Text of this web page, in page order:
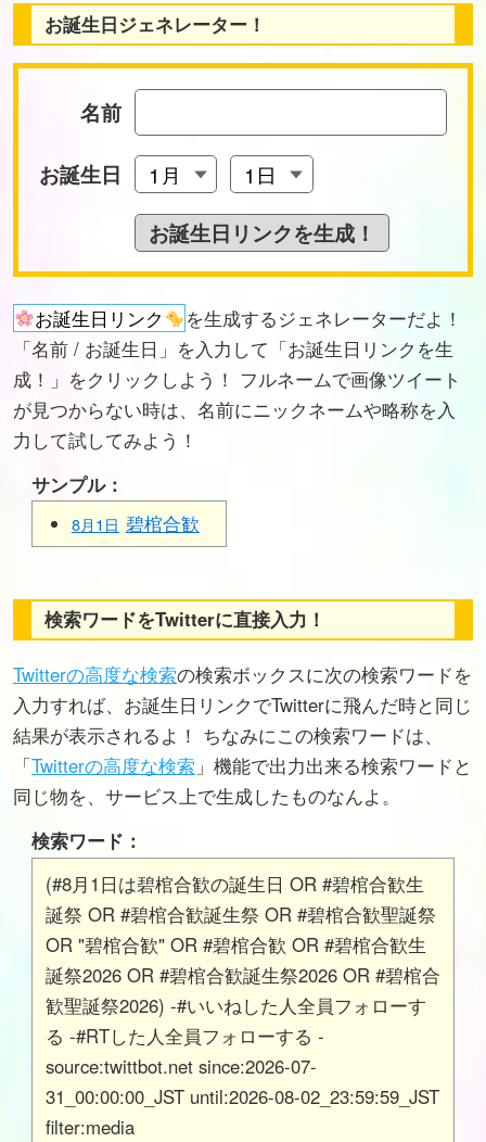
お誕生日ジェネレーター！
名前
お誕生日
お誕生日リンク
を生成するジェネレーターだよ！
「名前 / お誕生日」を入力して「お誕生日リンクを生
成！」をクリックしよう！ フルネームで画像ツイート
が見つからない時は、名前にニックネームや略称を入
力して試してみよう！
サンプル：
8月1日 碧棺合歓
検索ワードをTwitterに直接入力！
Twitterの高度な検索の検索ボックスに次の検索ワードを
入力すれば、お誕生日リンクでTwitterに飛んだ時と同じ
結果が表示されるよ！ ちなみにこの検索ワードは、
「Twitterの高度な検索 」機能で出力出来る検索ワードと
同じ物を、サービス上で生成したものなんよ。
検索ワード：
(#8月1日は碧棺合歓の誕生日 OR #碧棺合歓生
誕祭 OR #碧棺合歓誕生祭 OR #碧棺合歓聖誕祭
OR "碧棺合歓" OR #碧棺合歓 OR #碧棺合歓生
誕祭2026 OR #碧棺合歓誕生祭2026 OR #碧棺合
歓聖誕祭2026) -#いいねした人全員フォローす
る -#RTした人全員フォローする -
source:twittbot.net since:2026-07-
31_00:00:00_JST until:2026-08-02_23:59:59_JST
filter:media